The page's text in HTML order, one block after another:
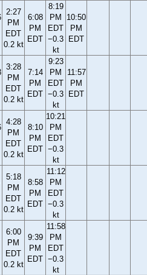
2:27
PM
EDT
0.2 kt
6:08
PM
EDT
8:19
PM
EDT
−0.3
kt
10:50
PM
EDT
3:28
PM
EDT
0.2 kt
7:14
PM
EDT
9:23
PM
EDT
−0.3
kt
11:57
PM
EDT
4:28
PM
EDT
0.2 kt
8:10
PM
EDT
10:21
PM
EDT
−0.3
kt
5:18
PM
EDT
0.2 kt
8:58
PM
EDT
11:12
PM
EDT
−0.3
kt
6:00
PM
EDT
0.2 kt
9:39
PM
EDT
11:58
PM
EDT
−0.3
kt